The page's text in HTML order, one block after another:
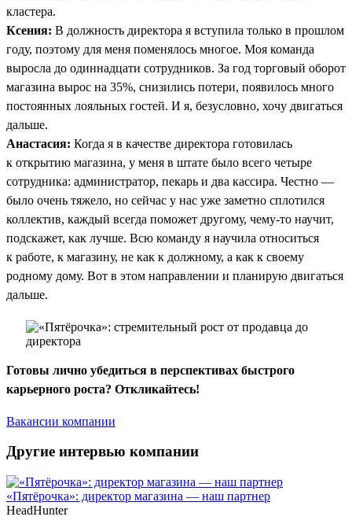
кластера.
Ксения: В должность директора я вступила только в прошлом
году, поэтому для меня поменялось многое. Моя команда
выросла до одиннадцати сотрудников. За год торговый оборот
магазина вырос на 35%, снизились потери, появилось много
постоянных лояльных гостей. И я, безусловно, хочу двигаться
дальше.
Анастасия: Когда я в качестве директора готовилась
к открытию магазина, у меня в штате было всего четыре
сотрудника: администратор, пекарь и два кассира. Честно —
было очень тяжело, но сейчас у нас уже заметно сплотился
коллектив, каждый всегда поможет другому, чему-то научит,
подскажет, как лучше. Всю команду я научила относиться
к работе, к магазину, не как к должному, а как к своему
родному дому. Вот в этом направлении и планирую двигаться
дальше.
Готовы лично убедиться в перспективах быстрого
карьерного роста? Откликайтесь!
Вакансии компании
Другие интервью компании
«Пятёрочка»: директор магазина — наш партнер
HeadHunter